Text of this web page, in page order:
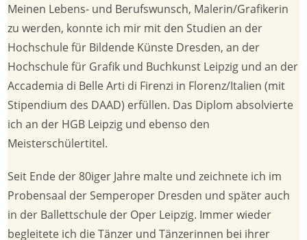
Meinen Lebens- und Berufswunsch, Malerin/Grafikerin
zu werden, konnte ich mir mit den Studien an der
Hochschule für Bildende Künste Dresden, an der
Hochschule für Grafik und Buchkunst Leipzig und an der
Accademia di Belle Arti di Firenzi in Florenz/Italien (mit
Stipendium des DAAD) erfüllen. Das Diplom absolvierte
ich an der HGB Leipzig und ebenso den
Meisterschülertitel.
Seit Ende der 80iger Jahre malte und zeichnete ich im
Probensaal der Semperoper Dresden und später auch
in der Ballettschule der Oper Leipzig. Immer wieder
begleitete ich die Tänzer und Tänzerinnen bei ihrer